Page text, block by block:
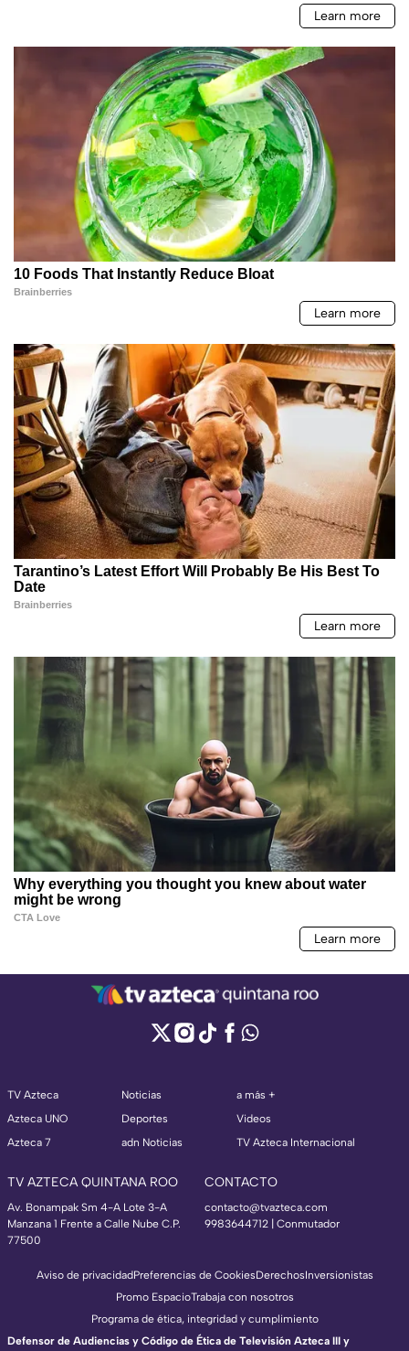
TV Azteca
Azteca UNO
Azteca 7
Noticias
Deportes
adn Noticias
a más +
Videos
TV Azteca Internacional
TV AZTECA QUINTANA ROO
Av. Bonampak Sm 4-A Lote 3-A
Manzana 1 Frente a Calle Nube C.P.
77500
CONTACTO
contacto@tvazteca.com
9983644712 | Conmutador
Aviso de privacidadPreferencias de CookiesDerechosInversionistas
Promo EspacioTrabaja con nosotros
Programa de ética, integridad y cumplimiento
Defensor de Audiencias y Código de Ética de Televisión Azteca III y